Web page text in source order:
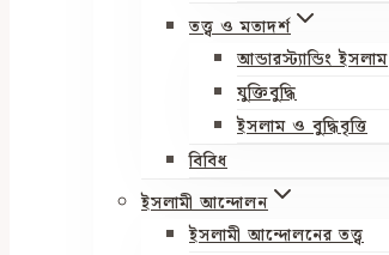
তত্ত্ব ও মতাদর্শ
আন্ডারস্ট্যান্ডিং ইসলাম
যুক্তিবুদ্ধি
ইসলাম ও বুদ্ধিবৃত্তি
বিবিধ
ইসলামী আন্দোলন
ইসলামী আন্দোলনের তত্ত্ব